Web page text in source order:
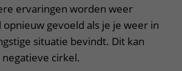
ervaringen worden weer
gevoeld als je je weer in
situatie bevindt. Dit kan
cirkel.